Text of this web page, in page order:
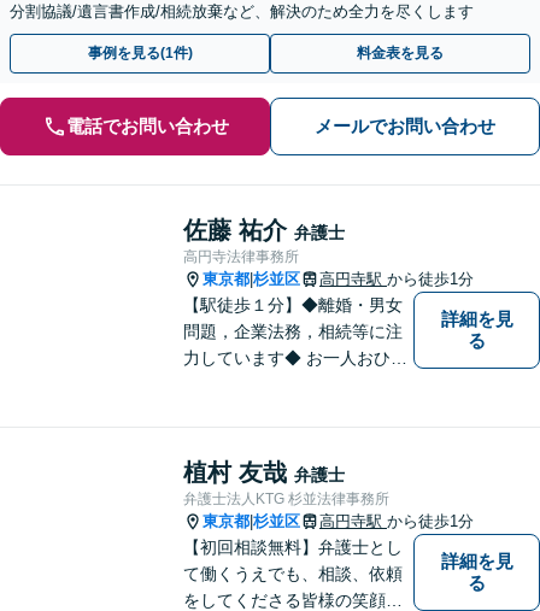
分割協議/遺言書作成/相続放棄など、解決のため全力を尽くします
事例を見る(1件) 料金表を見る
電話でお問い合わせ メールでお問い合わせ
佐藤 祐介 弁護士
高円寺法律事務所
東京都 杉並区 高円寺駅 から徒歩1分
【駅徒歩１分】◆離婚・男女
問題，企業法務，相続等に注
力しています◆ お一人おひと
詳細を見
る
植村 友哉 弁護士
弁護士法人KTG 杉並法律事務所
東京都 杉並区 高円寺駅 から徒歩1分
【初回相談無料】弁護士とし
て働くうえでも、相談、依頼
をしてくださる皆様の笑顔を
詳細を見
る